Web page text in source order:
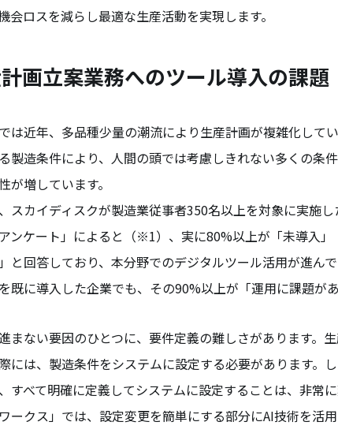
会ロスを減らし最適な生産活動を実現します。
画立案業務へのツール導入の課題
は近年、多品種少量の潮流により生産計画が複雑化して
製造条件により、人間の頭では考慮しきれない多くの条
が増しています。
スカイディスクが製造業従事者350名以上を対象に実施
ンケート」によると（※1）、実に80%以上が「未導入
と回答しており、本分野でのデジタルツール活用が進ん
既に導入した企業でも、その90%以上が「運用に課題が
まない要因のひとつに、要件定義の難しさがあります。
には、製造条件をシステムに設定する必要があります。
すべて明確に定義してシステムに設定することは、非常に
ワークス」では、設定変更を簡単にする部分にAI技術を活